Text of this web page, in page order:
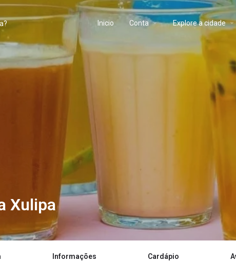
Inicio Conta Explore a cidade
Xulipa
Informações Cardápio